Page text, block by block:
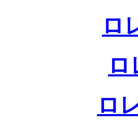
ロ
ロ